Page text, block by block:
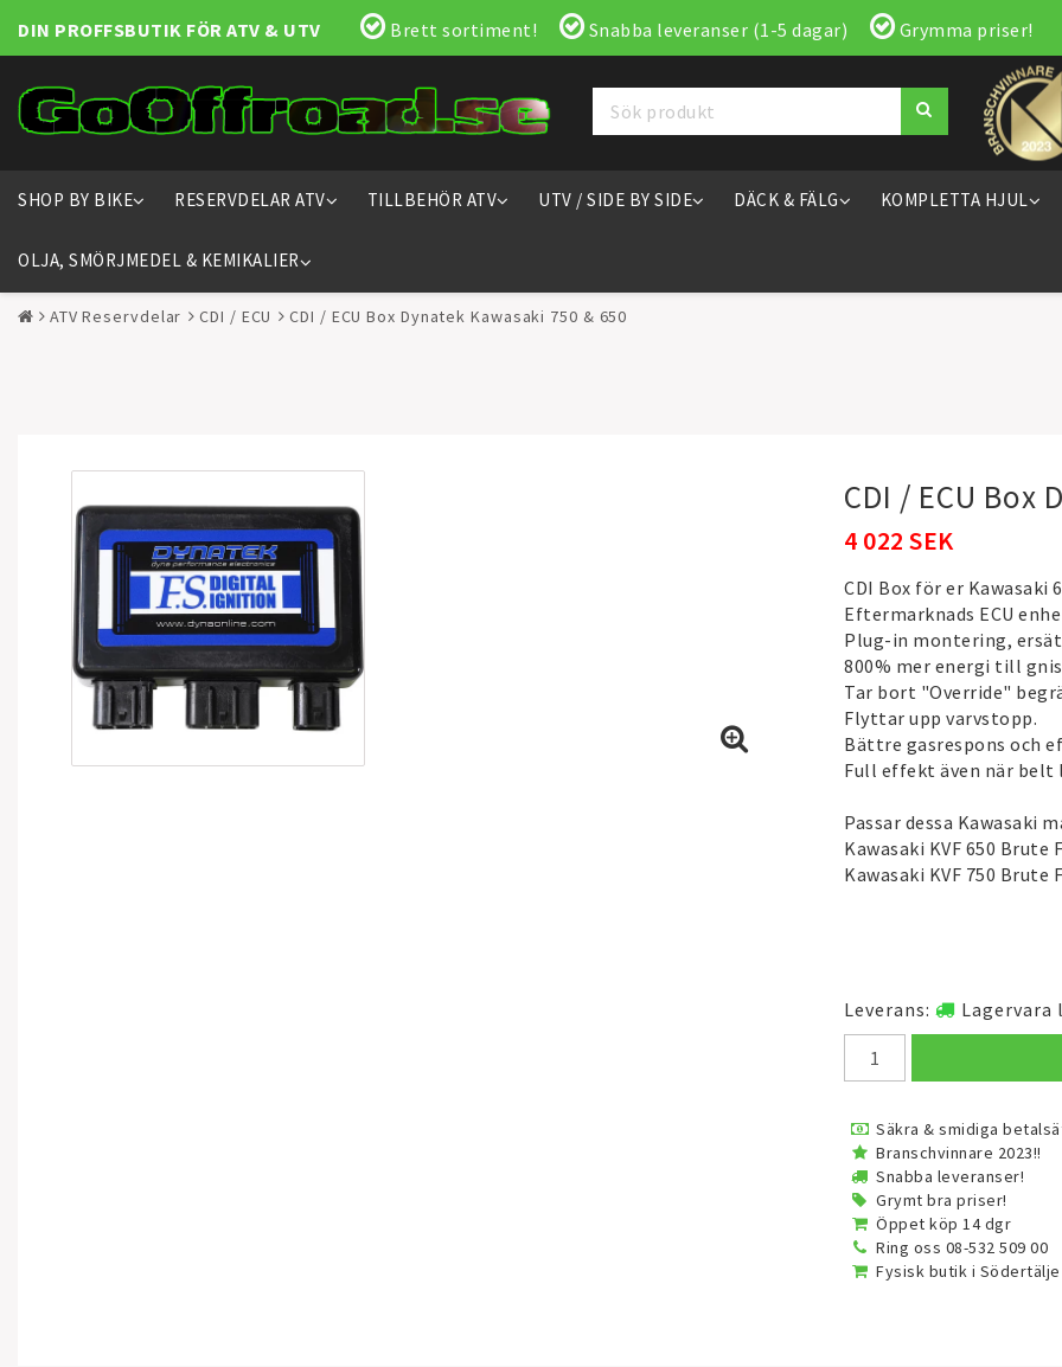
DIN PROFFSBUTIK FÖR ATV & UTV Brett sortiment! Snabba leveranser (1-5 dagar) Grymma priser!
SHOP BY BIKE RESERVDELAR ATV TILLBEHÖR ATV UTV / SIDE BY SIDE DÄCK & FÄLG KOMPLETTA HJUL
OLJA, SMÖRJMEDEL & KEMIKALIER
ATV Reservdelar CDI / ECU CDI / ECU Box Dynatek Kawasaki 750 & 650
CDI / ECU Box
4 022 SEK
CDI Box för er Kawasaki
Eftermarknads ECU
Plug-in montering,
800% mer energi till
Tar bort "Override"
Flyttar upp varvstopp.
Bättre gasrespons och
Full effekt även när belt
Passar dessa Kawasaki
Kawasaki KVF 650 Brute
Kawasaki KVF 750 Brute
Leverans: Lagervara
Säkra & smidiga
Branschvinnare 2023!!
Snabba leveranser!
Grymt bra priser!
Öppet köp 14 dgr
Ring oss 08-532 509 00
Fysisk butik i Södertälje